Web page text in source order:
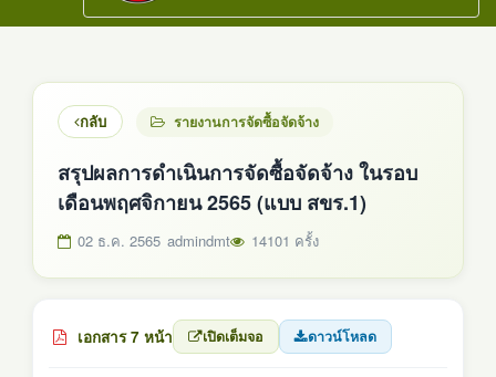
กลับ รายงานการจัดซื้อจัดจ้าง
สรุปผลการดำเนินการจัดซื้อจัดจ้าง ในรอบ
เดือนพฤศจิกายน 2565 (แบบ สขร.1)
02 ธ.ค. 2565 admindmt 14101 ครั้ง
เอกสาร 7 หน้า เปิดเต็มจอ ดาวน์โหลด